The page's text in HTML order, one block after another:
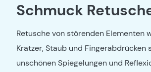
Schmuck
Retusche von störenden Elementen
Kratzer, Staub und Fingerabdrücken
unschönen Spiegelungen und